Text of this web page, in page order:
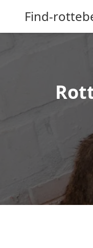
Find-